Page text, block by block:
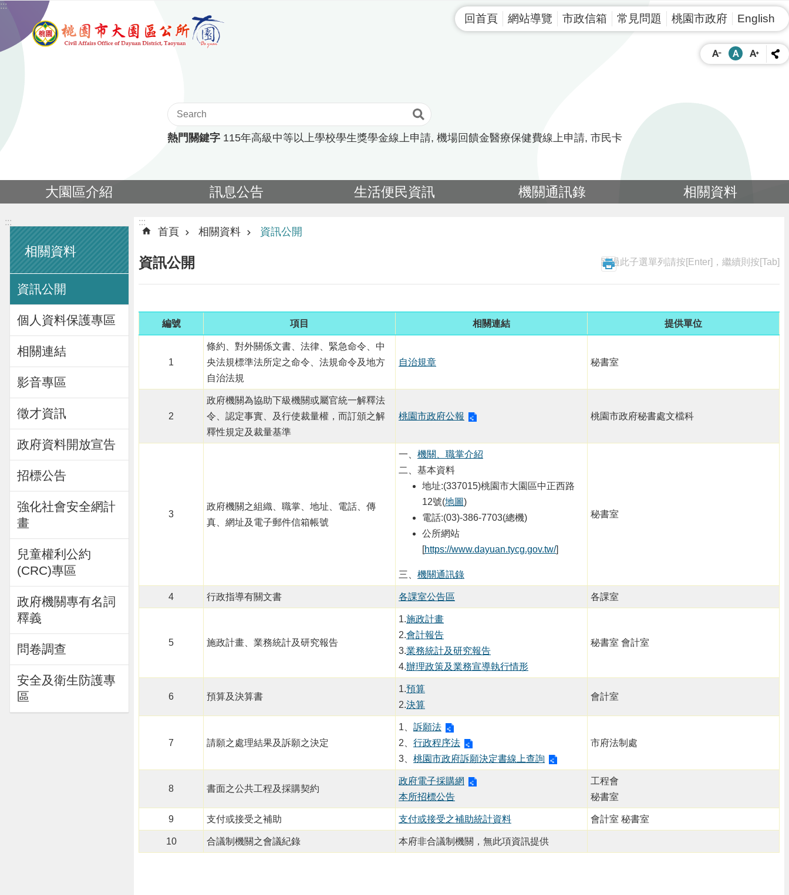
跳到主要內容區塊
:::
回首頁 網站導覽 市政信箱 常見問題 桃園市政府 English
熱門關鍵字 115年高級中等以上學校學生獎學金線上申請 機場回饋金醫療保健費線上申請 市民卡
大園區介紹 訊息公告 生活便民資訊 機關通訊錄 相關資料
:::
相關資料
資訊公開
個人資料保護專區
相關連結
影音專區
徵才資訊
政府資料開放宣告
招標公告
強化社會安全網計
畫
兒童權利公約
(CRC)專區
政府機關專有名詞
釋義
問卷調查
安全及衛生防護專
區
:::
首頁 相關資料 資訊公開
資訊公開 跳過此子選單列請按[Enter]，繼續則按[Tab]
編號 項目 相關連結 提供單位
1
條約、對外關係文書、法律、緊急命令、中
央法規標準法所定之命令、法規命令及地方
自治法規
自治規章 秘書室
2
政府機關為協助下級機關或屬官統一解釋法
令、認定事實、及行使裁量權，而訂頒之解
釋性規定及裁量基準
桃園市政府公報 桃園市政府秘書處文檔科
3
政府機關之組織、職掌、地址、電話、傳
真、網址及電子郵件信箱帳號
一、 機關、職掌介紹
二、基本資料
地址:(337015)桃園市大園區中正西路
12號(地圖)
電話:(03)-386-7703(總機)
公所網站
[https://www.dayuan.tycg.gov.tw/]
三、 機關通訊錄
秘書室
4 行政指導有關文書 各課室公告區 各課室
5 施政計畫、業務統計及研究報告
1.施政計畫
2.會計報告
3.業務統計及研究報告
4.辦理政策及業務宣導執行情形
秘書室 會計室
6 預算及決算書
1.預算
2.決算
會計室
7 請願之處理結果及訴願之決定
1、 訴願法
2、 行政程序法
3、 桃園市政府訴願決定書線上查詢
市府法制處
8 書面之公共工程及採購契約
政府電子採購網
本所招標公告
工程會
秘書室
9 支付或接受之補助 支付或接受之補助統計資料 會計室 秘書室
10 合議制機關之會議紀錄 本府非合議制機關，無此項資訊提供